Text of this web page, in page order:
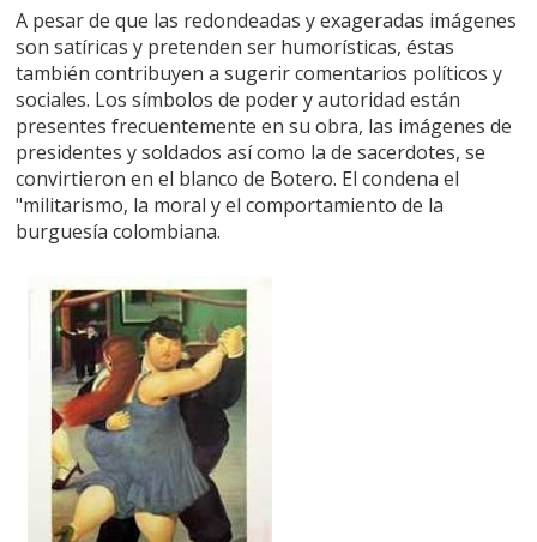
A pesar de que las redondeadas y exageradas imágenes
son satíricas y pretenden ser humorísticas, éstas
también contribuyen a sugerir comentarios políticos y
sociales. Los símbolos de poder y autoridad están
presentes frecuentemente en su obra, las imágenes de
presidentes y soldados así como la de sacerdotes, se
convirtieron en el blanco de Botero. El condena el
"militarismo, la moral y el comportamiento de la
burguesía colombiana.